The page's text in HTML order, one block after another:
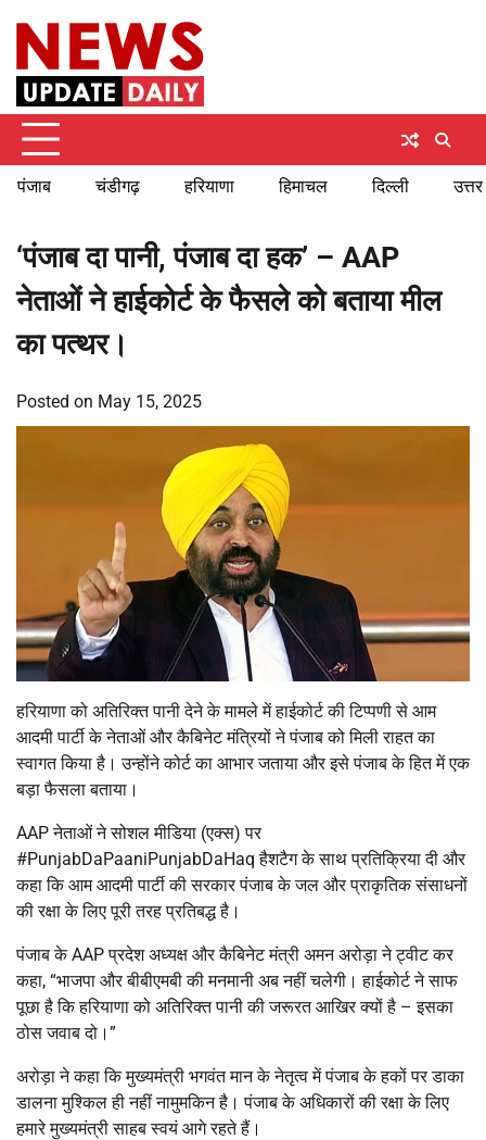
content
पंजाब चंडीगढ़ हरियाणा हिमाचल दिल्ली
‘पंजाब दा पानी, पंजाब दा हक’ – AAP
नेताओं ने हाईकोर्ट के फैसले को बताया मील
का पत्थर।
Posted on May 15, 2025
हरियाणा को अतिरिक्त पानी देने के मामले में हाईकोर्ट की टिप्पणी से आम
आदमी पार्टी के नेताओं और कैबिनेट मंत्रियों ने पंजाब को मिली राहत का
स्वागत किया है। उन्होंने कोर्ट का आभार जताया और इसे पंजाब के हित में एक
बड़ा फैसला बताया।
AAP नेताओं ने सोशल मीडिया (एक्स) पर
#PunjabDaPaaniPunjabDaHaq हैशटैग के साथ प्रतिक्रिया दी और
कहा कि आम आदमी पार्टी की सरकार पंजाब के जल और प्राकृतिक संसाधनों
की रक्षा के लिए पूरी तरह प्रतिबद्ध है।
पंजाब के AAP प्रदेश अध्यक्ष और कैबिनेट मंत्री अमन अरोड़ा ने ट्वीट कर
कहा, “भाजपा और बीबीएमबी की मनमानी अब नहीं चलेगी। हाईकोर्ट ने साफ
पूछा है कि हरियाणा को अतिरिक्त पानी की जरूरत आखिर क्यों है – इसका
ठोस जवाब दो।”
अरोड़ा ने कहा कि मुख्यमंत्री भगवंत मान के नेतृत्व में पंजाब के हकों पर डाका
डालना मुश्किल ही नहीं नामुमकिन है। पंजाब के अधिकारों की रक्षा के लिए
हमारे मुख्यमंत्री साहब स्वयं आगे रहते हैं।